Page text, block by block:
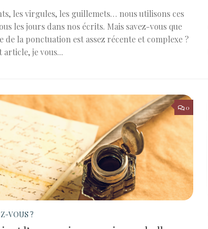
les virgules, les guillemets… nous utilisons ces
les jours dans nos écrits. Mais savez-vous que
de la ponctuation est assez récente et complexe ?
article, je vous...
0
VOUS ?